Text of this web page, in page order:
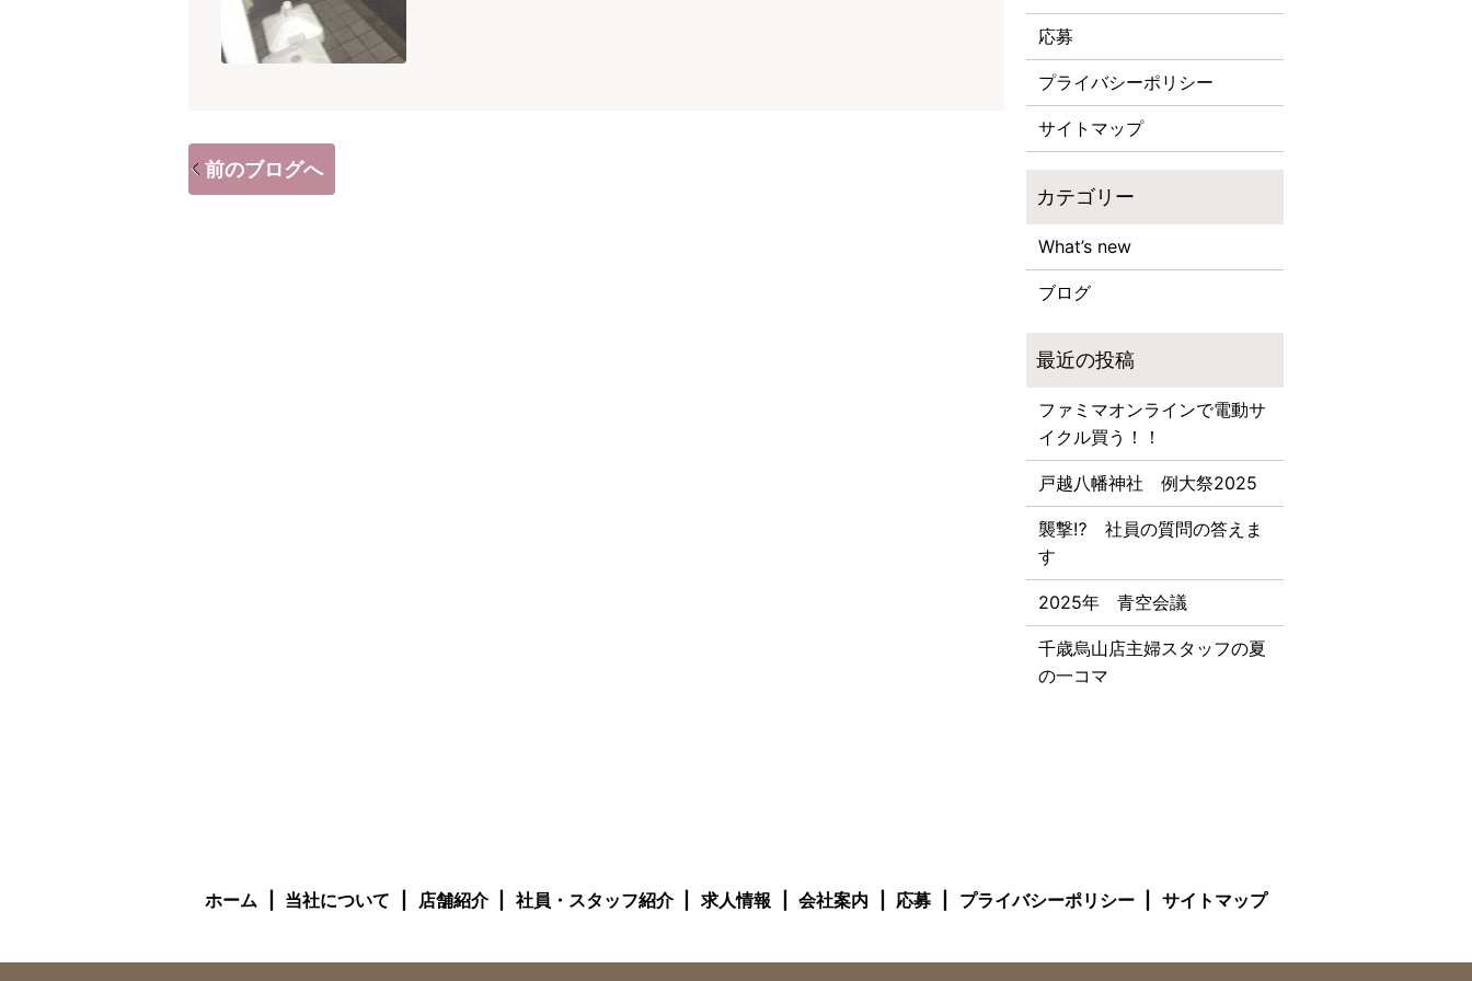
前のブログへ
応募
プライバシーポリシー
サイトマップ
What’s new
ブログ
ファミマオンラインで電動サ
イクル買う！！
戸越八幡神社 例大祭2025
襲撃⁉ 社員の質問の答えま
す
2025年 青空会議
千歳烏山店主婦スタッフの夏
の一コマ
ホーム 当社について 店舗紹介 社員・スタッフ紹介 求人情報 会社案内 応募 プライバシーポリシー サイトマップ